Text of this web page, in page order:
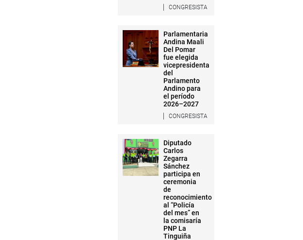
CONGRESISTA
Parlamentaria
Andina Maali
Del Pomar
fue elegida
vicepresidenta
del
Parlamento
Andino para
el período
2026–2027
CONGRESISTA
Diputado
Carlos
Zegarra
Sánchez
participa en
ceremonia
de
reconocimiento
al “Policía
del mes” en
la comisaría
PNP La
Tinguiña